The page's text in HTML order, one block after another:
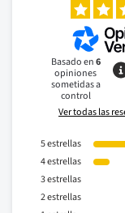
Basado en6
opiniones
sometidas a
control
Ver todas las
5estrellas
4estrellas
3estrellas
2estrellas